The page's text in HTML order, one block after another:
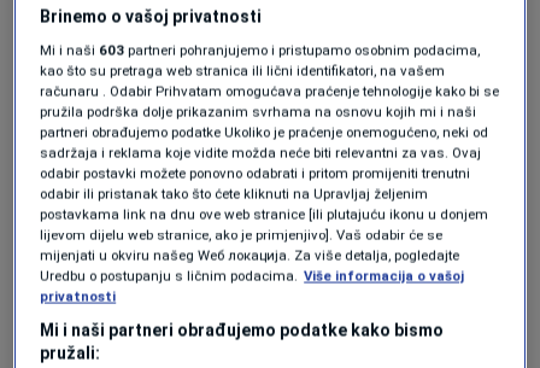
Sporazum o zajmu od35.200.000 eura
namijenjen je za dodatno finansiranje za
poboljšanje geoprostorne infrastrukture i
procjene vrijednosti nekretnina s ciljem
unaprjeđenja tačnosti i dostupnosti
informacija o zemljišnoj administraciji u
Republici Srpskoj – Republička uprava za
geodetske i imovinsko-pravne poslove. Rok
otplate je 32 godine, uključujući 7 godina grejs
Brinemo o vašoj privatnosti
Mi i naši 603 partneri pohranjujemo i pristupamo osobnim podacima,
kao što su pretraga web stranica ili lični identifikatori, na vašem
računaru . Odabir Prihvatam omogućava praćenje tehnologije kako bi se
pružila podrška dolje prikazanim svrhama na osnovu kojih mi i naši
partneri obrađujemo podatke Ukoliko je praćenje onemogućeno, neki od
sadržaja i reklama koje vidite možda neće biti relevantni za vas. Ovaj
odabir postavki možete ponovno odabrati i pritom promijeniti trenutni
odabir ili pristanak tako što ćete kliknuti na Upravljaj željenim
postavkama link na dnu ove web stranice [ili plutajuću ikonu u donjem
lijevom dijelu web stranice, ako je primjenjivo]. Vaš odabir će se
mijenjati u okviru našeg Wеб локација. Za više detalja, pogledajte
Uredbu o postupanju s ličnim podacima. Više informacija o vašoj
privatnosti
Mi i naši partneri obrađujemo podatke kako bismo
pružali: